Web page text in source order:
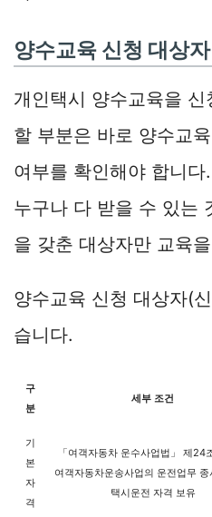
양수교육 신청 대상
개인택시 양수교육을
할 부분은 바로 양수교
여부를 확인해야 합니
누구나 다 받을 수 있는
을 갖춘 대상자만 교육
양수교육 신청 대상자(
습니다.
구
분
세부 조건
기
본
자
격
「여객자동차 운수사업법」 제24
여객자동차운송사업의 운전업무 종
택시운전 자격 보유